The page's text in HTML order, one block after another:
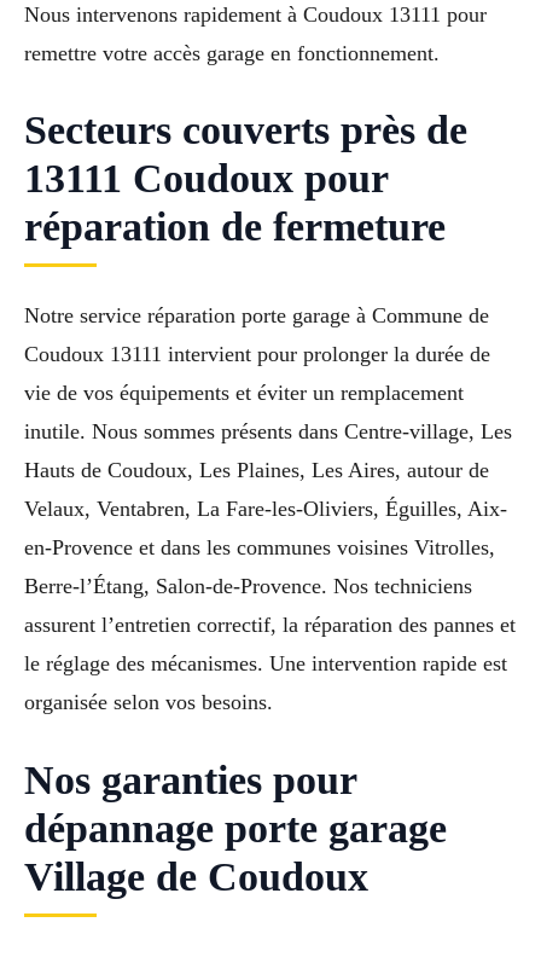
Nous intervenons rapidement à Coudoux 13111 pour
remettre votre accès garage en fonctionnement.
Secteurs couverts près de
13111 Coudoux pour
réparation de fermeture
Notre service réparation porte garage à Commune de
Coudoux 13111 intervient pour prolonger la durée de
vie de vos équipements et éviter un remplacement
inutile. Nous sommes présents dans Centre-village, Les
Hauts de Coudoux, Les Plaines, Les Aires, autour de
Velaux, Ventabren, La Fare-les-Oliviers, Éguilles, Aix-
en-Provence et dans les communes voisines Vitrolles,
Berre-l’Étang, Salon-de-Provence. Nos techniciens
assurent l’entretien correctif, la réparation des pannes et
le réglage des mécanismes. Une intervention rapide est
organisée selon vos besoins.
Nos garanties pour
dépannage porte garage
Village de Coudoux